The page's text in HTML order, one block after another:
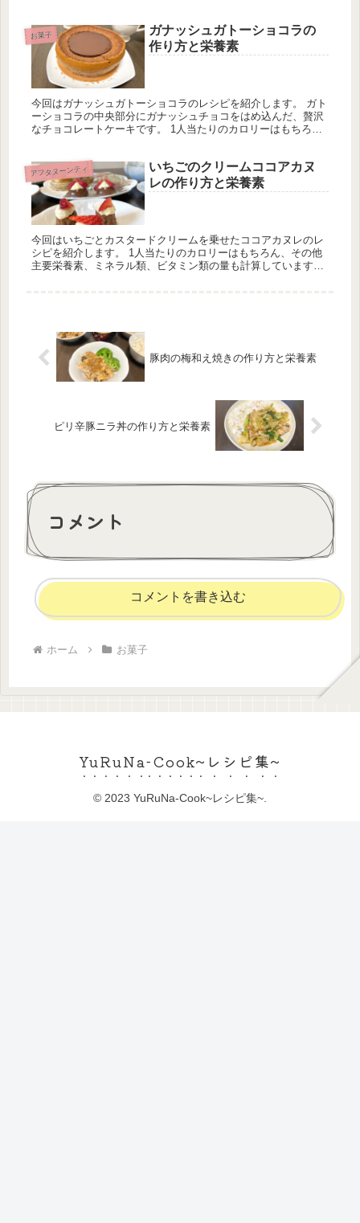
お菓子
ガナッシュガトーショコラの
作り方と栄養素
今回はガナッシュガトーショコラのレシピを紹介します。 ガト
ーショコラの中央部分にガナッシュチョコをはめ込んだ、贅沢
なチョコレートケーキです。 1人当たりのカロリーはもちろ
アフタヌーンティ
いちごのクリームココアカヌ
レの作り方と栄養素
今回はいちごとカスタードクリームを乗せたココアカヌレのレ
シピを紹介します。 1人当たりのカロリーはもちろん、その他
主要栄養素、ミネラル類、ビタミン類の量も計算しています。
豚肉の梅和え焼きの作り方と栄養素
ピリ辛豚ニラ丼の作り方と栄養素
コメント
コメントを書き込む
ホーム お菓子
YuRuNa-Cook~レシピ集~
© 2023 YuRuNa-Cook~レシピ集~.